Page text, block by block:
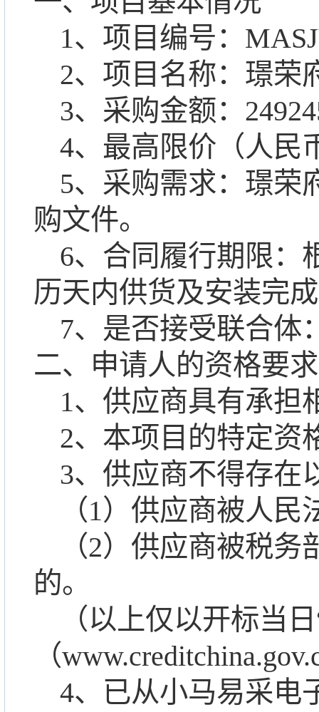
1、项目编号：
2、项目名称： 璟荣
3、采购金额：
4、最高限价（人民
5、采购需求： 璟荣
购文件。
6、合同履行期限：
历天内供货及安装完成
7、是否接受联合体
二、申请人的资格要求
1、供应商具有承担
2、本项目的特定资
3、供应商不得存在
（1）供应商被人民
（2）供应商被税务
的。
（以上仅以开标当日
（
4、已从小马易采电